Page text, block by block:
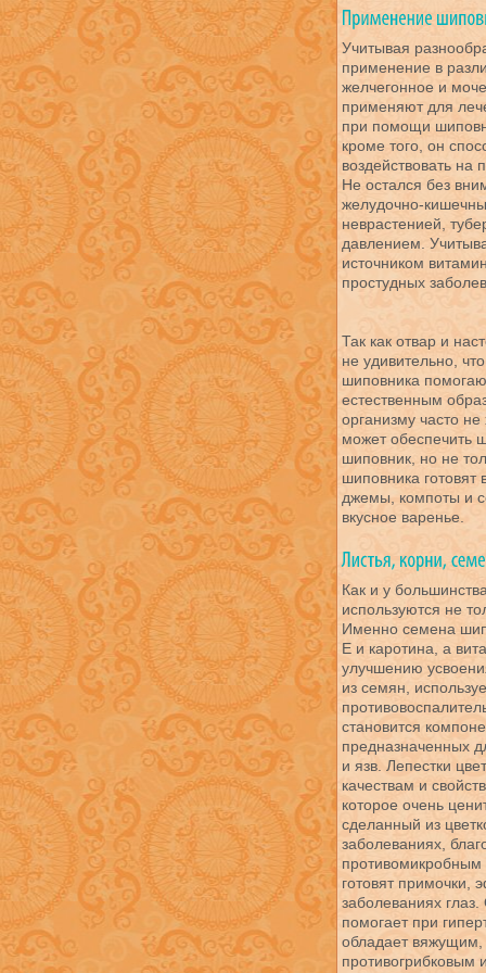
Учитывая
применение в
желчегонное и
применяют для
при помощи
кроме того, он
воздействовать
Не остался без
желудочно-
неврастенией,
давлением.
источником
простудных
Так как отвар и
не удивительно,
шиповника
естественным
организму часто
может обеспечить
шиповник, но не
шиповника готовят
джемы, компоты и
вкусное варенье.
Как и у
используются не
Именно семена
Е и каротина, а
улучшению
из семян,
становится
предназначенных
и язв. Лепестки
качествам и
которое очень
сделанный из
заболеваниях,
противомикробным
готовят примочки,
заболеваниях
помогает при
обладает вяжущим,
противогрибковым